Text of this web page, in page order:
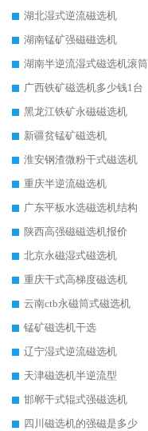
湖北湿式逆流磁选机
湖南锰矿强磁磁选机
湖南半逆流湿式磁选机滚筒
广西铁矿磁选机多少钱1台
黑龙江铁矿永磁磁选机
新疆贫锰矿磁选机
淮安钢渣微粉干式磁选机
重庆半逆流磁选机
广东平板水选磁选机结构
陕西高强磁磁选机报价
北京永磁湿式磁选机
重庆干式高梯度磁选机
云南ctb永磁筒式磁选机
锰矿磁选机干选
辽宁湿式逆流磁选机
天津磁选机半逆流型
邯郸干式辊式强磁选机
四川磁选机的强磁是多少